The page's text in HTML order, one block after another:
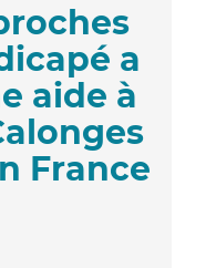
a
aide à
France